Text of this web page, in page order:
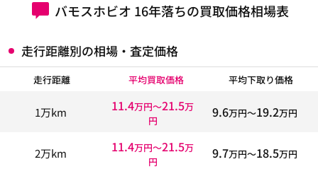
バモスホビオ 16年落ちの買取価格相場表
走行距離別の相場・査定価格
走行距離 平均買取価格 平均下取り価格
1万km 11.4万円〜21.5万
円
9.6万円〜19.2万円
2万km 11.4万円〜21.5万
円
9.7万円〜18.5万円